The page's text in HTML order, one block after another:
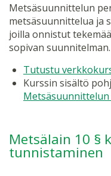
Metsäsuunnittelun
metsäsuunnittelua ja
joilla onnistut
sopivan suunnitelman.
Tutustu
Kurssin sisältö
Metsälain 10 §
tunnistaminen